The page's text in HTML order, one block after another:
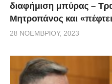
διαφήμιση μπύρας –
Μητροπάνος και
28 ΝΟΕΜΒΡΊΟΥ, 2023